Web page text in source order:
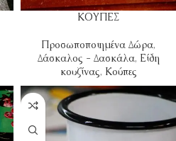
ΚΟΥΠΕΣ
Προσωποποιημένα Δώρα,
Δάσκαλος - Δασκάλα, Είδη
κουζίνας, Κούπες